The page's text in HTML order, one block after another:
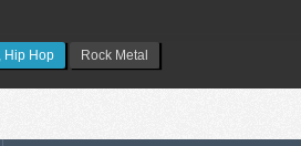
Hip Hop Rock Metal